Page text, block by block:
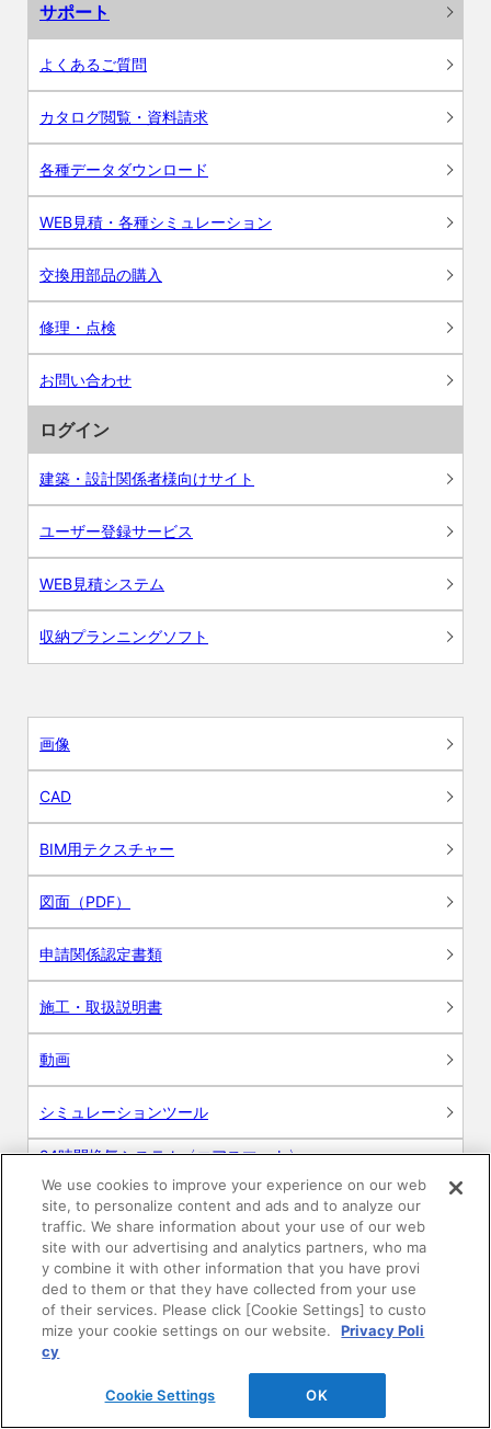
サポート
よくあるご質問
カタログ閲覧・資料請求
各種データダウンロード
WEB見積・各種シミュレーション
交換用部品の購入
修理・点検
お問い合わせ
ログイン
建築・設計関係者様向けサイト
ユーザー登録サービス
WEB見積システム
収納プランニングソフト
画像
CAD
BIM用テクスチャー
図面（PDF）
申請関係認定書類
施工・取扱説明書
動画
シミュレーションツール
24時間換気システム〈エアスマート〉
R&Dセンター環境測定・分析サービス
商品マスター申し込み
We use cookies to improve your experience on our web
site, to personalize content and ads and to analyze our
traffic. We share information about your use of our web
site with our advertising and analytics partners, who ma
y combine it with other information that you have provi
ded to them or that they have collected from your use
of their services. Please click [Cookie Settings] to custo
mize your cookie settings on our website.
Privacy Poli
cy
Cookie Settings OK